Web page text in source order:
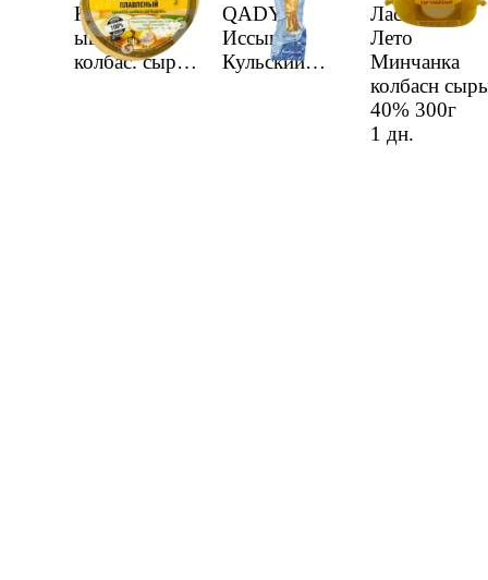
Kav&Kev
ышталган
колбас. сыры
QADYR
Иссык-
Кульский
Ласковое
Лето
Минчанка
колбасн
40% 300г
1 дн.